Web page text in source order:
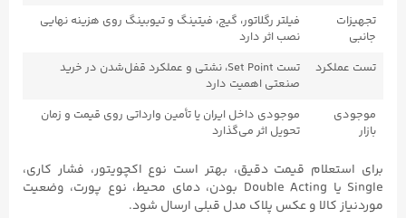
تجهیزات
جانبی
فیلتر رگلاتور، گیج، فیتینگ و تیوبینگ روی هزینه نهایی
نصب اثر دارد
تست عملکرد
تست Set Point، نشتی و عملکرد قفل‌شدن در خرید
صنعتی اهمیت دارد
موجودی
بازار
موجودی داخل ایران یا تأمین وارداتی روی قیمت و زمان
تحویل اثر می‌گذارد
برای استعلام قیمت دقیق، بهتر است نوع اکچویتور، فشار کاری،
Single یا Double Acting بودن، دمای محیط، نوع پورت، وضعیت
موردنیاز کالا و عکس پلاک مدل قبلی ارسال شود.